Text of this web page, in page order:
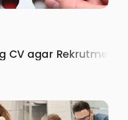
CV agar Rekrutmen